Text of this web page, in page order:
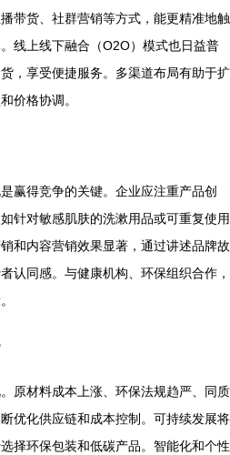
带货、社群营销等方式，能更精准地触
线上线下融合（O2O）模式也日益普
，享受便捷服务。多渠道布局有助于扩
价格协调。
赢得竞争的关键。企业应注重产品创
针对敏感肌肤的洗漱用品或可重复使用
和内容营销效果显著，通过讲述品牌故
认同感。与健康机构、环保组织合作，
原材料成本上涨、环保法规趋严、同质
优化供应链和成本控制。可持续发展将
择环保包装和低碳产品。智能化和个性